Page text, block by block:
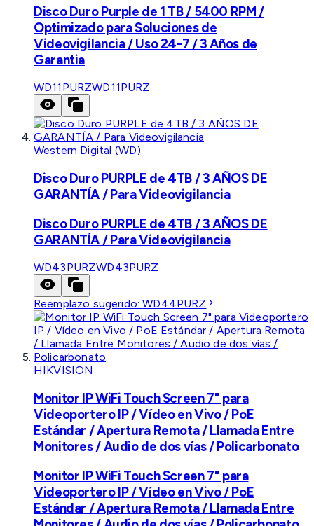
Disco Duro Purple de 1 TB / 5400 RPM /
Optimizado para Soluciones de
Videovigilancia / Uso 24-7 / 3 Años de
Garantia
WD11PURZWD11PURZ
Western Digital (WD)
Disco Duro PURPLE de 4TB / 3 AÑOS DE
GARANTÍA / Para Videovigilancia
Disco Duro PURPLE de 4TB / 3 AÑOS DE
GARANTÍA / Para Videovigilancia
WD43PURZWD43PURZ
Reemplazo sugerido:WD44PURZ
HIKVISION
Monitor IP WiFi Touch Screen 7" para
Videoportero IP / Vídeo en Vivo / PoE
Estándar / Apertura Remota / Llamada Entre
Monitores / Audio de dos vías / Policarbonato
Monitor IP WiFi Touch Screen 7" para
Videoportero IP / Vídeo en Vivo / PoE
Estándar / Apertura Remota / Llamada Entre